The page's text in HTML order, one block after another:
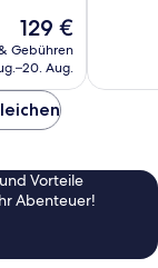
Der
Preis
beträgt
129 €
Gebühren
Aug.
Vorteile
Abenteuer!